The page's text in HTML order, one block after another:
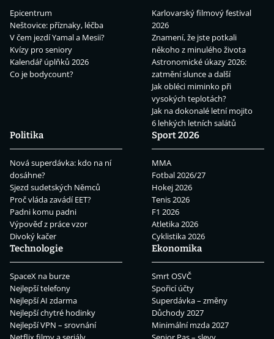
Epicentrum
Neštovice: příznaky, léčba
V čem jezdí Yamal a Mesii?
Kvízy pro seniory
Kalendář úplňků 2026
Co je bodycount?
Karlovarský filmový festival
2026
Znamení, že jste potkali
někoho z minulého života
Astronomické úkazy 2026:
zatmění slunce a další
Jak obléci miminko při
vysokých teplotách?
Jak na dokonalé letní mojito
6 lehkých letních salátů
Politika
Nová superdávka: kdo na ní
dosáhne?
Sjezd sudetských Němců
Proč vláda zavádí EET?
Padni komu padni
Výpověď z práce vzor
Divoký kačer
Sport 2026
MMA
Fotbal 2026/27
Hokej 2026
Tenis 2026
F1 2026
Atletika 2026
Cyklistika 2026
Technologie
SpaceX na burze
Nejlepší telefony
Nejlepší AI zdarma
Nejlepší chytré hodinky
Nejlepší VPN – srovnání
Ekonomika
Smrt OSVČ
Spořicí účty
Superdávka – změny
Důchody 2027
Minimální mzda 2027